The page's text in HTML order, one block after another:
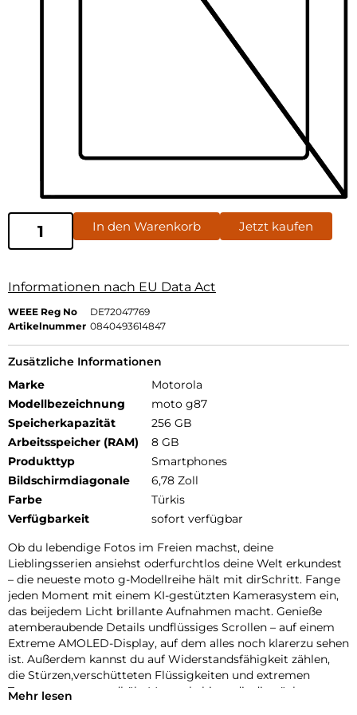
In den Warenkorb Jetzt kaufen
Informationen nach EU Data Act
WEEE Reg No
DE72047769
Artikelnummer 0840493614847
Zusätzliche Informationen
Marke
Motorola
Modellbezeichnung
moto g87
Speicherkapazität
256 GB
Arbeitsspeicher (RAM)
8 GB
Produkttyp
Smartphones
Bildschirmdiagonale
6,78 Zoll
Farbe
Türkis
Verfügbarkeit
sofort verfügbar
Ob du lebendige Fotos im Freien machst, deine
Lieblingsserien ansiehst oderfurchtlos deine Welt erkundest
– die neueste moto g-Modellreihe hält mit dirSchritt. Fange
jeden Moment mit einem KI-gestützten Kamerasystem ein,
das beijedem Licht brillante Aufnahmen macht. Genieße
atemberaubende Details undflüssiges Scrollen – auf einem
Extreme AMOLED-Display, auf dem alles noch klarerzu sehen
ist. Außerdem kannst du auf Widerstandsfähigkeit zählen,
die Stürzen,verschütteten Flüssigkeiten und extremen
Temperaturen standhält. Motorola bietetdir die nächste
Mehr lesen